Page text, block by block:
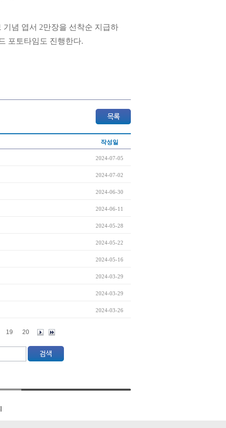
념 엽서 2만장을 선착순 지급하
포토타임도 진행한다.
작성일
2024-07-05
2024-07-02
2024-06-30
2024-06-11
2024-05-28
2024-05-22
2024-05-16
2024-03-29
2024-03-29
2024-03-26
19 20